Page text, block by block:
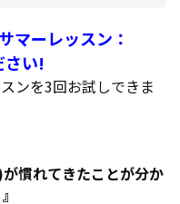
マーレッスン：
さい!
ンを3回お試しできま
慣れてきたことが分か